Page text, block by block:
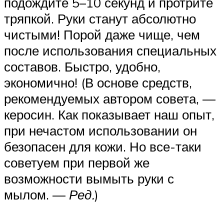
тряпкой. Руки станут абсолютно
чистыми! Порой даже чище, чем
после использования специальных
составов. Быстро, удобно,
экономично! (В основе средств,
рекомендуемых автором совета, —
керосин. Как показывает наш опыт,
при нечастом использовании он
безопасен для кожи. Но все-таки
советуем при первой же
возможности вымыть руки с
мылом. — Ред.)